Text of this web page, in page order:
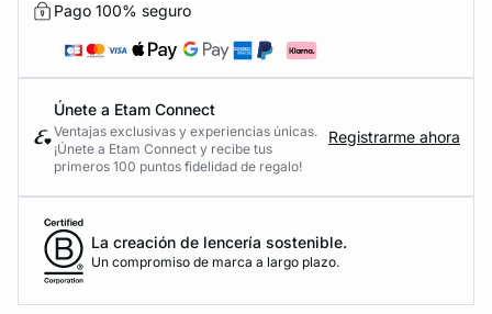
Pago 100% seguro
Únete a Etam Connect
Ventajas exclusivas y experiencias únicas.
¡Únete a Etam Connect y recibe tus
primeros 100 puntos fidelidad de regalo!
Registrarme ahora
La creación de lencería sostenible.
Un compromiso de marca a largo plazo.